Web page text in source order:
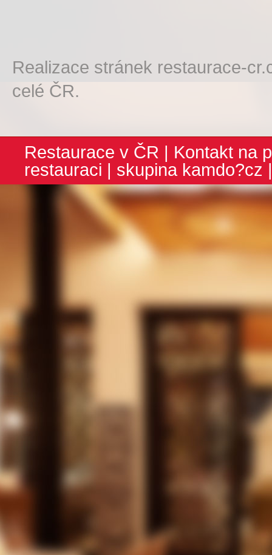
Realizace stránek restaurace-
celé ČR.
Restaurace v ČR | Kontakt na
restauraci | skupina kamdo?cz |